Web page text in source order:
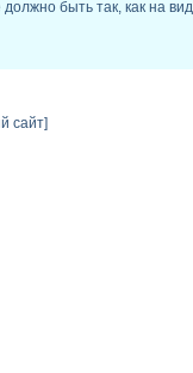
быть так, как на
сайт]